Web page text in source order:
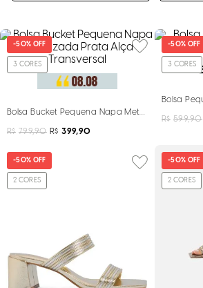
-50% OFF
3 CORES
Bolsa Bucket Pequena Napa Metalizada Prata
R$ 799,90 R$ 399,90
-50% OFF
3 CORES
Bolsa
R$ 599,90
-50% OFF
2 CORES
-50% OFF
2 CORES